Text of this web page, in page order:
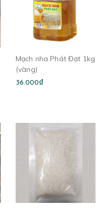
Mạch nha Phát Đạt 1kg
(vàng)
36.000₫